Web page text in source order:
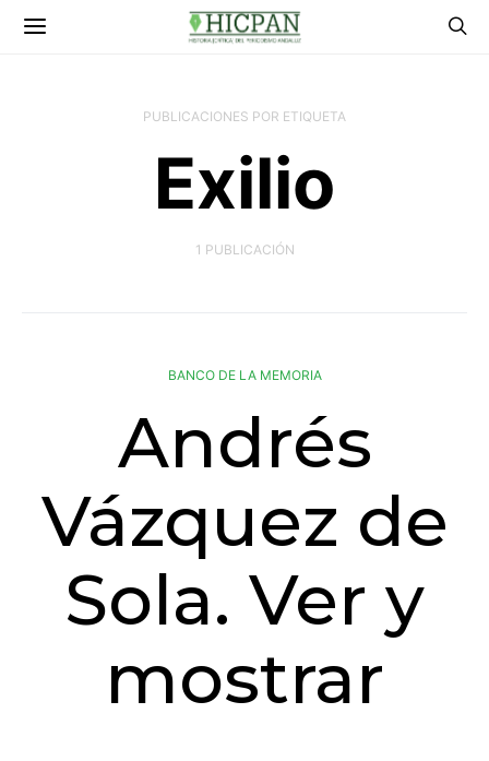
PUBLICACIONES POR ETIQUETA
Exilio
1 PUBLICACIÓN
BANCO DE LA MEMORIA
Andrés
Vázquez de
Sola. Ver y
mostrar